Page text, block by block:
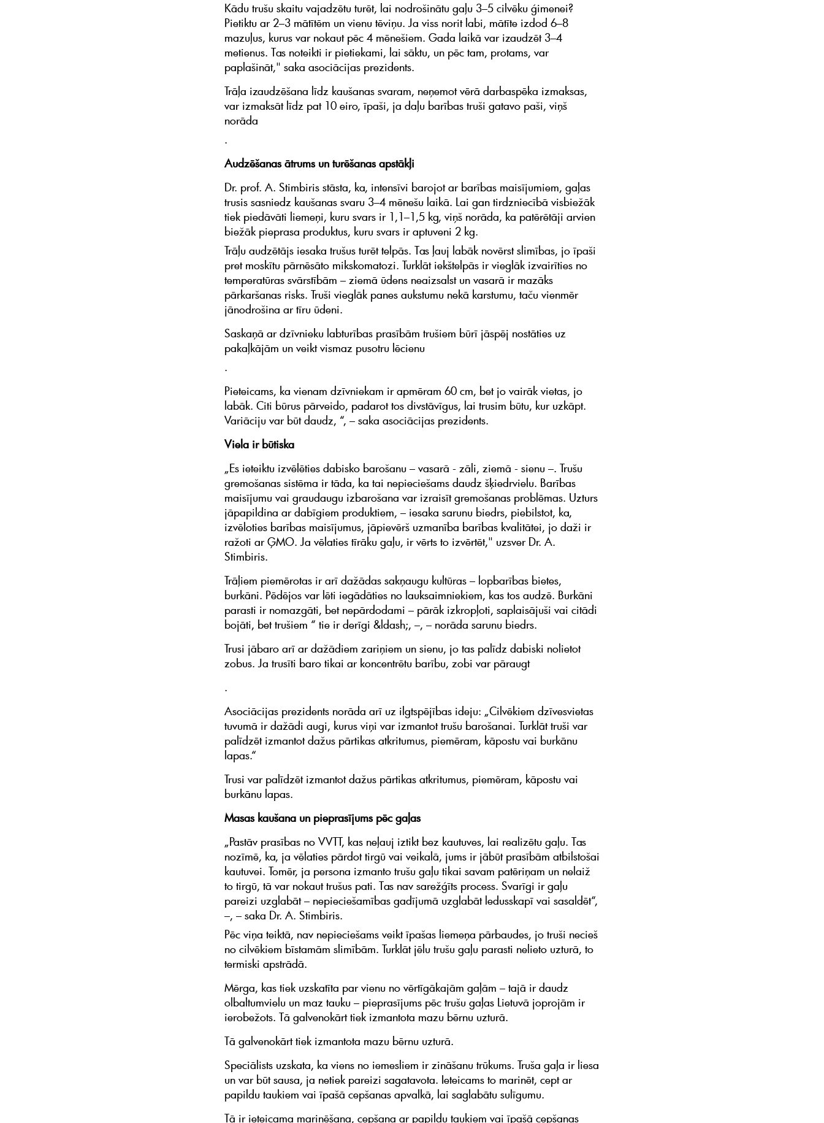
Kādu trušu skaitu vajadzētu turēt, lai nodrošinātu gaļu 3–5 cilvēku ģimenei?
Pietiktu ar 2–3 mātītēm un vienu tēviņu. Ja viss norit labi, mātīte izdod 6–8
mazuļus, kurus var nokaut pēc 4 mēnešiem. Gada laikā var izaudzēt 3–4
metienus. Tas noteikti ir pietiekami, lai sāktu, un pēc tam, protams, var
paplašināt," saka asociācijas prezidents.
Trāļa izaudzēšana līdz kaušanas svaram, neņemot vērā darbaspēka izmaksas,
var izmaksāt līdz pat 10 eiro, īpaši, ja daļu barības truši gatavo paši, viņš
norāda
.
Audzēšanas ātrums un turēšanas apstākļi
Dr. prof. A. Stimbiris stāsta, ka, intensīvi barojot ar barības maisījumiem, gaļas
trusis sasniedz kaušanas svaru 3–4 mēnešu laikā. Lai gan tirdzniecībā visbiežāk
tiek piedāvāti liemeņi, kuru svars ir 1,1–1,5 kg, viņš norāda, ka patērētāji arvien
biežāk pieprasa produktus, kuru svars ir aptuveni 2 kg.
Trāļu audzētājs iesaka trušus turēt telpās. Tas ļauj labāk novērst slimības, jo īpaši
pret moskītu pārnēsāto mikskomatozi. Turklāt iekštelpās ir vieglāk izvairīties no
temperatūras svārstībām – ziemā ūdens neaizsalst un vasarā ir mazāks
pārkaršanas risks. Truši vieglāk panes aukstumu nekā karstumu, taču vienmēr
jānodrošina ar tīru ūdeni.
Saskaņā ar dzīvnieku labturības prasībām trušiem būrī jāspēj nostāties uz
pakaļkājām un veikt vismaz pusotru lēcienu
.
Pieteicams, ka vienam dzīvniekam ir apmēram 60 cm, bet jo vairāk vietas, jo
labāk. Citi būrus pārveido, padarot tos divstāvīgus, lai trusim būtu, kur uzkāpt.
Variāciju var būt daudz, “, – saka asociācijas prezidents.
Viela ir būtiska
„Es ieteiktu izvēlēties dabisko barošanu – vasarā - zāli, ziemā - sienu –. Trušu
gremošanas sistēma ir tāda, ka tai nepieciešams daudz šķiedrvielu. Barības
maisījumu vai graudaugu izbarošana var izraisīt gremošanas problēmas. Uzturs
jāpapildina ar dabīgiem produktiem, – iesaka sarunu biedrs, piebilstot, ka,
izvēloties barības maisījumus, jāpievērš uzmanība barības kvalitātei, jo daži ir
ražoti ar ĢMO. Ja vēlaties tīrāku gaļu, ir vērts to izvērtēt," uzsver Dr. A.
Stimbiris.
Trāļiem piemērotas ir arī dažādas sakņaugu kultūras – lopbarības bietes,
burkāni. Pēdējos var lēti iegādāties no lauksaimniekiem, kas tos audzē. Burkāni
parasti ir nomazgāti, bet nepārdodami – pārāk izkropļoti, saplaisājuši vai citādi
bojāti, bet trušiem “ tie ir derīgi &ldash;, –, – norāda sarunu biedrs.
Trusi jābaro arī ar dažādiem zariņiem un sienu, jo tas palīdz dabiski nolietot
zobus. Ja trusīti baro tikai ar koncentrētu barību, zobi var pāraugt
.
Asociācijas prezidents norāda arī uz ilgtspējības ideju: „Cilvēkiem dzīvesvietas
tuvumā ir dažādi augi, kurus viņi var izmantot trušu barošanai. Turklāt truši var
palīdzēt izmantot dažus pārtikas atkritumus, piemēram, kāpostu vai burkānu
lapas.“
Trusi var palīdzēt izmantot dažus pārtikas atkritumus, piemēram, kāpostu vai
burkānu lapas.
Masas kaušana un pieprasījums pēc gaļas
„Pastāv prasības no VVTT, kas neļauj iztikt bez kautuves, lai realizētu gaļu. Tas
nozīmē, ka, ja vēlaties pārdot tirgū vai veikalā, jums ir jābūt prasībām atbilstošai
kautuvei. Tomēr, ja persona izmanto trušu gaļu tikai savam patēriņam un nelaiž
to tirgū, tā var nokaut trušus pati. Tas nav sarežģīts process. Svarīgi ir gaļu
pareizi uzglabāt – nepieciešamības gadījumā uzglabāt ledusskapī vai sasaldēt“,
–, – saka Dr. A. Stimbiris.
Pēc viņa teiktā, nav nepieciešams veikt īpašas liemeņa pārbaudes, jo truši necieš
no cilvēkiem bīstamām slimībām. Turklāt jēlu trušu gaļu parasti nelieto uzturā, to
termiski apstrādā.
Mērga, kas tiek uzskatīta par vienu no vērtīgākajām gaļām – tajā ir daudz
olbaltumvielu un maz tauku – pieprasījums pēc trušu gaļas Lietuvā joprojām ir
ierobežots. Tā galvenokārt tiek izmantota mazu bērnu uzturā.
Tā galvenokārt tiek izmantota mazu bērnu uzturā.
Speciālists uzskata, ka viens no iemesliem ir zināšanu trūkums. Truša gaļa ir liesa
un var būt sausa, ja netiek pareizi sagatavota. Ieteicams to marinēt, cept ar
papildu taukiem vai īpašā cepšanas apvalkā, lai saglabātu sulīgumu.
Tā ir ieteicama marinēšana, cepšana ar papildu taukiem vai īpašā cepšanas